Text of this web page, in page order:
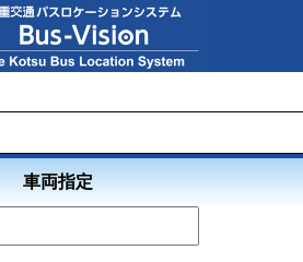
車両指定